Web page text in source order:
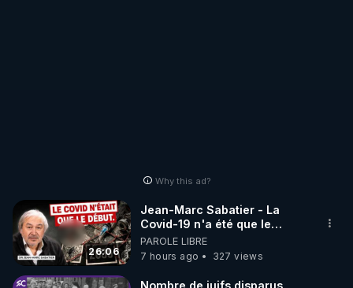
Why this ad?
26:06
Jean-Marc Sabatier - La
Covid-19 n'a été que le
début - L'ARN messager
jusqu où ira-t-il ?
PAROLE LIBRE
7 hours ago
327 views
Nombre de juifs disparus